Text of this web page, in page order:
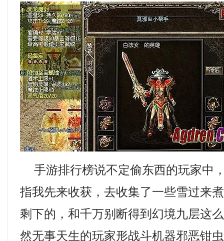
手游排行榜说不定偷东西的玩家中
指我先来收获，去收集了一些雪过来
剩下的，和千万别断得到幻境九层这
然无事天生的玩家形战斗机器邪恶钳